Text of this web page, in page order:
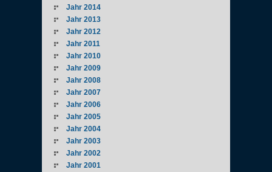
Jahr 2014
Jahr 2013
Jahr 2012
Jahr 2011
Jahr 2010
Jahr 2009
Jahr 2008
Jahr 2007
Jahr 2006
Jahr 2005
Jahr 2004
Jahr 2003
Jahr 2002
Jahr 2001